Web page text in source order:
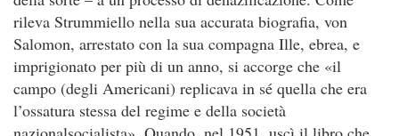
rileva Strummiello nella sua accurata biografia, von
Salomon, arrestato con la sua compagna Ille, ebrea, e
imprigionato per più di un anno, si accorge che «il
campo (degli Americani) replicava in sé quella che era
l’ossatura stessa del regime e della società